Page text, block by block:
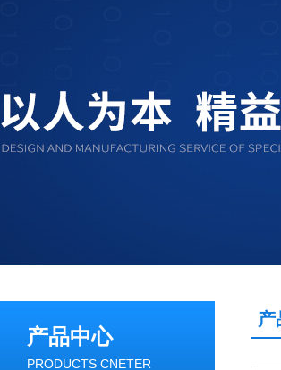
产品中心
PRODUCTS CNETER
产